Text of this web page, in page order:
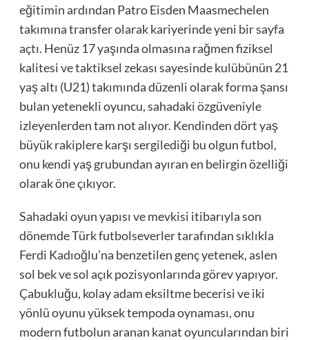
eğitimin ardından Patro Eisden Maasmechelen
takımına transfer olarak kariyerinde yeni bir sayfa
açtı. Henüz 17 yaşında olmasına rağmen fiziksel
kalitesi ve taktiksel zekası sayesinde kulübünün 21
yaş altı (U21) takımında düzenli olarak forma şansı
bulan yetenekli oyuncu, sahadaki özgüveniyle
izleyenlerden tam not alıyor. Kendinden dört yaş
büyük rakiplere karşı sergilediği bu olgun futbol,
onu kendi yaş grubundan ayıran en belirgin özelliği
olarak öne çıkıyor.
Sahadaki oyun yapısı ve mevkisi itibarıyla son
dönemde Türk futbolseverler tarafından sıklıkla
Ferdi Kadıoğlu’na benzetilen genç yetenek, aslen
sol bek ve sol açık pozisyonlarında görev yapıyor.
Çabukluğu, kolay adam eksiltme becerisi ve iki
yönlü oyunu yüksek tempoda oynaması, onu
modern futbolun aranan kanat oyuncularından biri